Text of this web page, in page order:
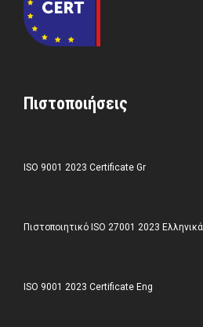
Πιστοποιήσεις
ISO 9001 2023 Certificate Gr
Πιστοποιητικό ISO 27001 2023 Ελληνικά
ISO 9001 2023 Certificate Eng